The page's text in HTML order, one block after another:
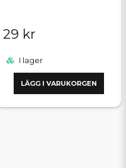
29 kr
I lager
LÄGG I VARUKORGEN